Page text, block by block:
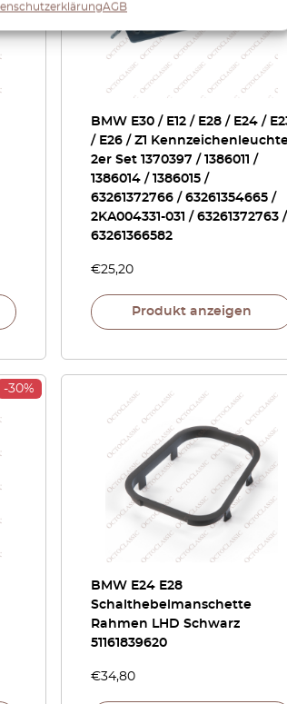
AGB
BMW E30 / E12 / E28 / E24 /
/ E26 / Z1
2er Set 1370397 / 1386011 /
1386014 / 1386015 /
63261372766 / 63261354665 /
2KA004331-031 / 63261372763 /
63261366582
€25,20
Produkt anzeigen
-30%
BMW E24 E28
Schalthebelmanschette
Rahmen LHD Schwarz
51161839620
€34,80